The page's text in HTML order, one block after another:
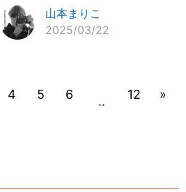
山本まりこ
2025/03/22
4 5 6 .. 12 »